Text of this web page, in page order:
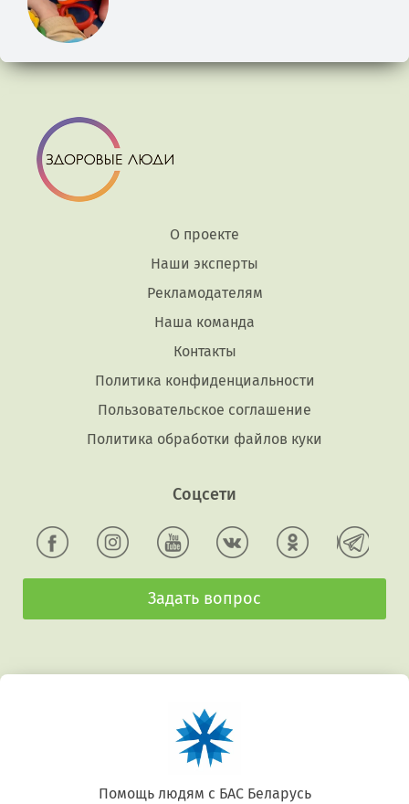
О проекте
Наши эксперты
Рекламодателям
Наша команда
Контакты
Политика конфиденциальности
Пользовательское соглашение
Политика обработки файлов куки
Соцсети
Задать вопрос
Беларусь. Gluten free